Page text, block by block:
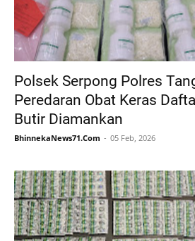
Polsek Serpong Polres
Peredaran Obat Keras
Butir Diamankan
BhinnekaNews71.Com 05 Feb, 2026